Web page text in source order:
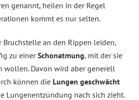
genannt, heilen in der Regel
kommt es nur selten.
Bruchstelle an den Rippen leiden,
zu einerSchonatmung, mit der sie
wollen. Davon wird aber generell
können die Lungen geschwächt
Lungenentzündung nach sich zieht.